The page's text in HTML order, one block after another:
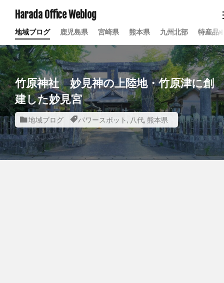
Harada Office Weblog
地域ブログ 鹿児島県 宮崎県 熊本県 九州北部 特産品
竹原神社 妙見神の上陸地・竹原津に創
建した妙見宮
地域ブログ パワースポット, 八代, 熊本県